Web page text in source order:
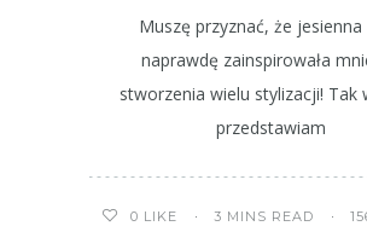
Muszę przyznać, że jesienna
naprawdę zainspirowała
stworzenia wielu stylizacji! Tak
przedstawiam
0 LIKE 3 MINS READ